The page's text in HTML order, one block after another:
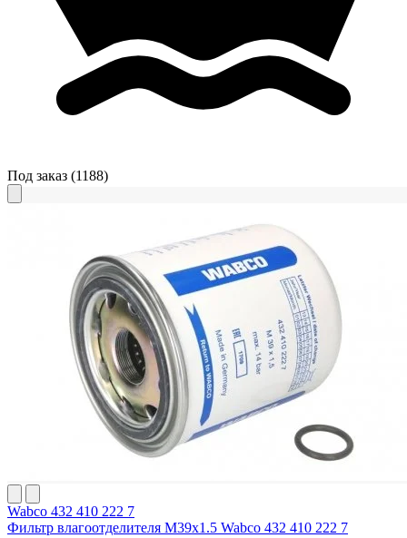
Под заказ (1188)
Wabco 432 410 222 7
Фильтр влагоотделителя M39x1.5 Wabco 432 410 222 7